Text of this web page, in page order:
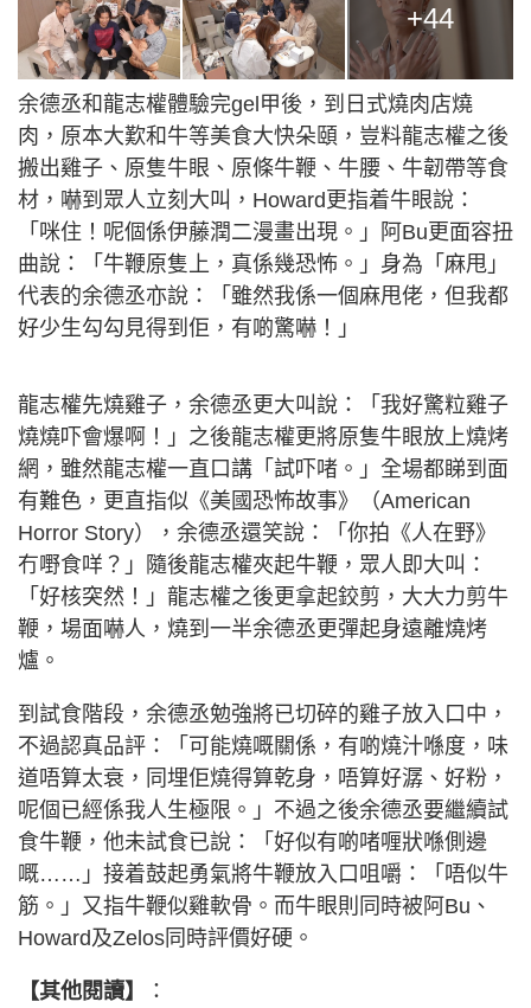
+44
余德丞和龍志權體驗完gel甲後，到日式燒肉店燒
肉，原本大歎和牛等美食大快朵頤，豈料龍志權之後
搬出雞子、原隻牛眼、原條牛鞭、牛腰、牛韌帶等食
材，嚇到眾人立刻大叫，Howard更指着牛眼說：
「咪住！呢個係伊藤潤二漫畫出現。」阿Bu更面容扭
曲說：「牛鞭原隻上，真係幾恐怖。」身為「麻甩」
代表的余德丞亦說：「雖然我係一個麻甩佬，但我都
好少生勾勾見得到佢，有啲驚嚇！」
龍志權先燒雞子，余德丞更大叫說：「我好驚粒雞子
燒燒吓會爆啊！」之後龍志權更將原隻牛眼放上燒烤
網，雖然龍志權一直口講「試吓啫。」全場都睇到面
有難色，更直指似《美國恐怖故事》（American
Horror Story），余德丞還笑說：「你拍《人在野》
冇嘢食咩？」隨後龍志權夾起牛鞭，眾人即大叫：
「好核突然！」龍志權之後更拿起鉸剪，大大力剪牛
鞭，場面嚇人，燒到一半余德丞更彈起身遠離燒烤
爐。
到試食階段，余德丞勉強將已切碎的雞子放入口中，
不過認真品評：「可能燒嘅關係，有啲燒汁喺度，味
道唔算太衰，同埋佢燒得算乾身，唔算好潺、好粉，
呢個已經係我人生極限。」不過之後余德丞要繼續試
食牛鞭，他未試食已說：「好似有啲啫喱狀喺側邊
嘅……」接着鼓起勇氣將牛鞭放入口咀嚼：「唔似牛
筋。」又指牛鞭似雞軟骨。而牛眼則同時被阿Bu、
Howard及Zelos同時評價好硬。
【其他閱讀】 ：